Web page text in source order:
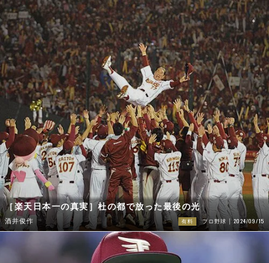
［楽天日本一の真実］杜の都で放った最後の光
酒井俊作 有料 プロ野球 2024/09/15